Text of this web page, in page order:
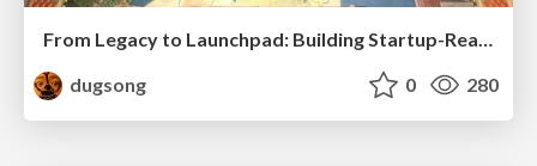
From Legacy to Launchpad: Building Startup-Ready Communities
dugsong
0 280